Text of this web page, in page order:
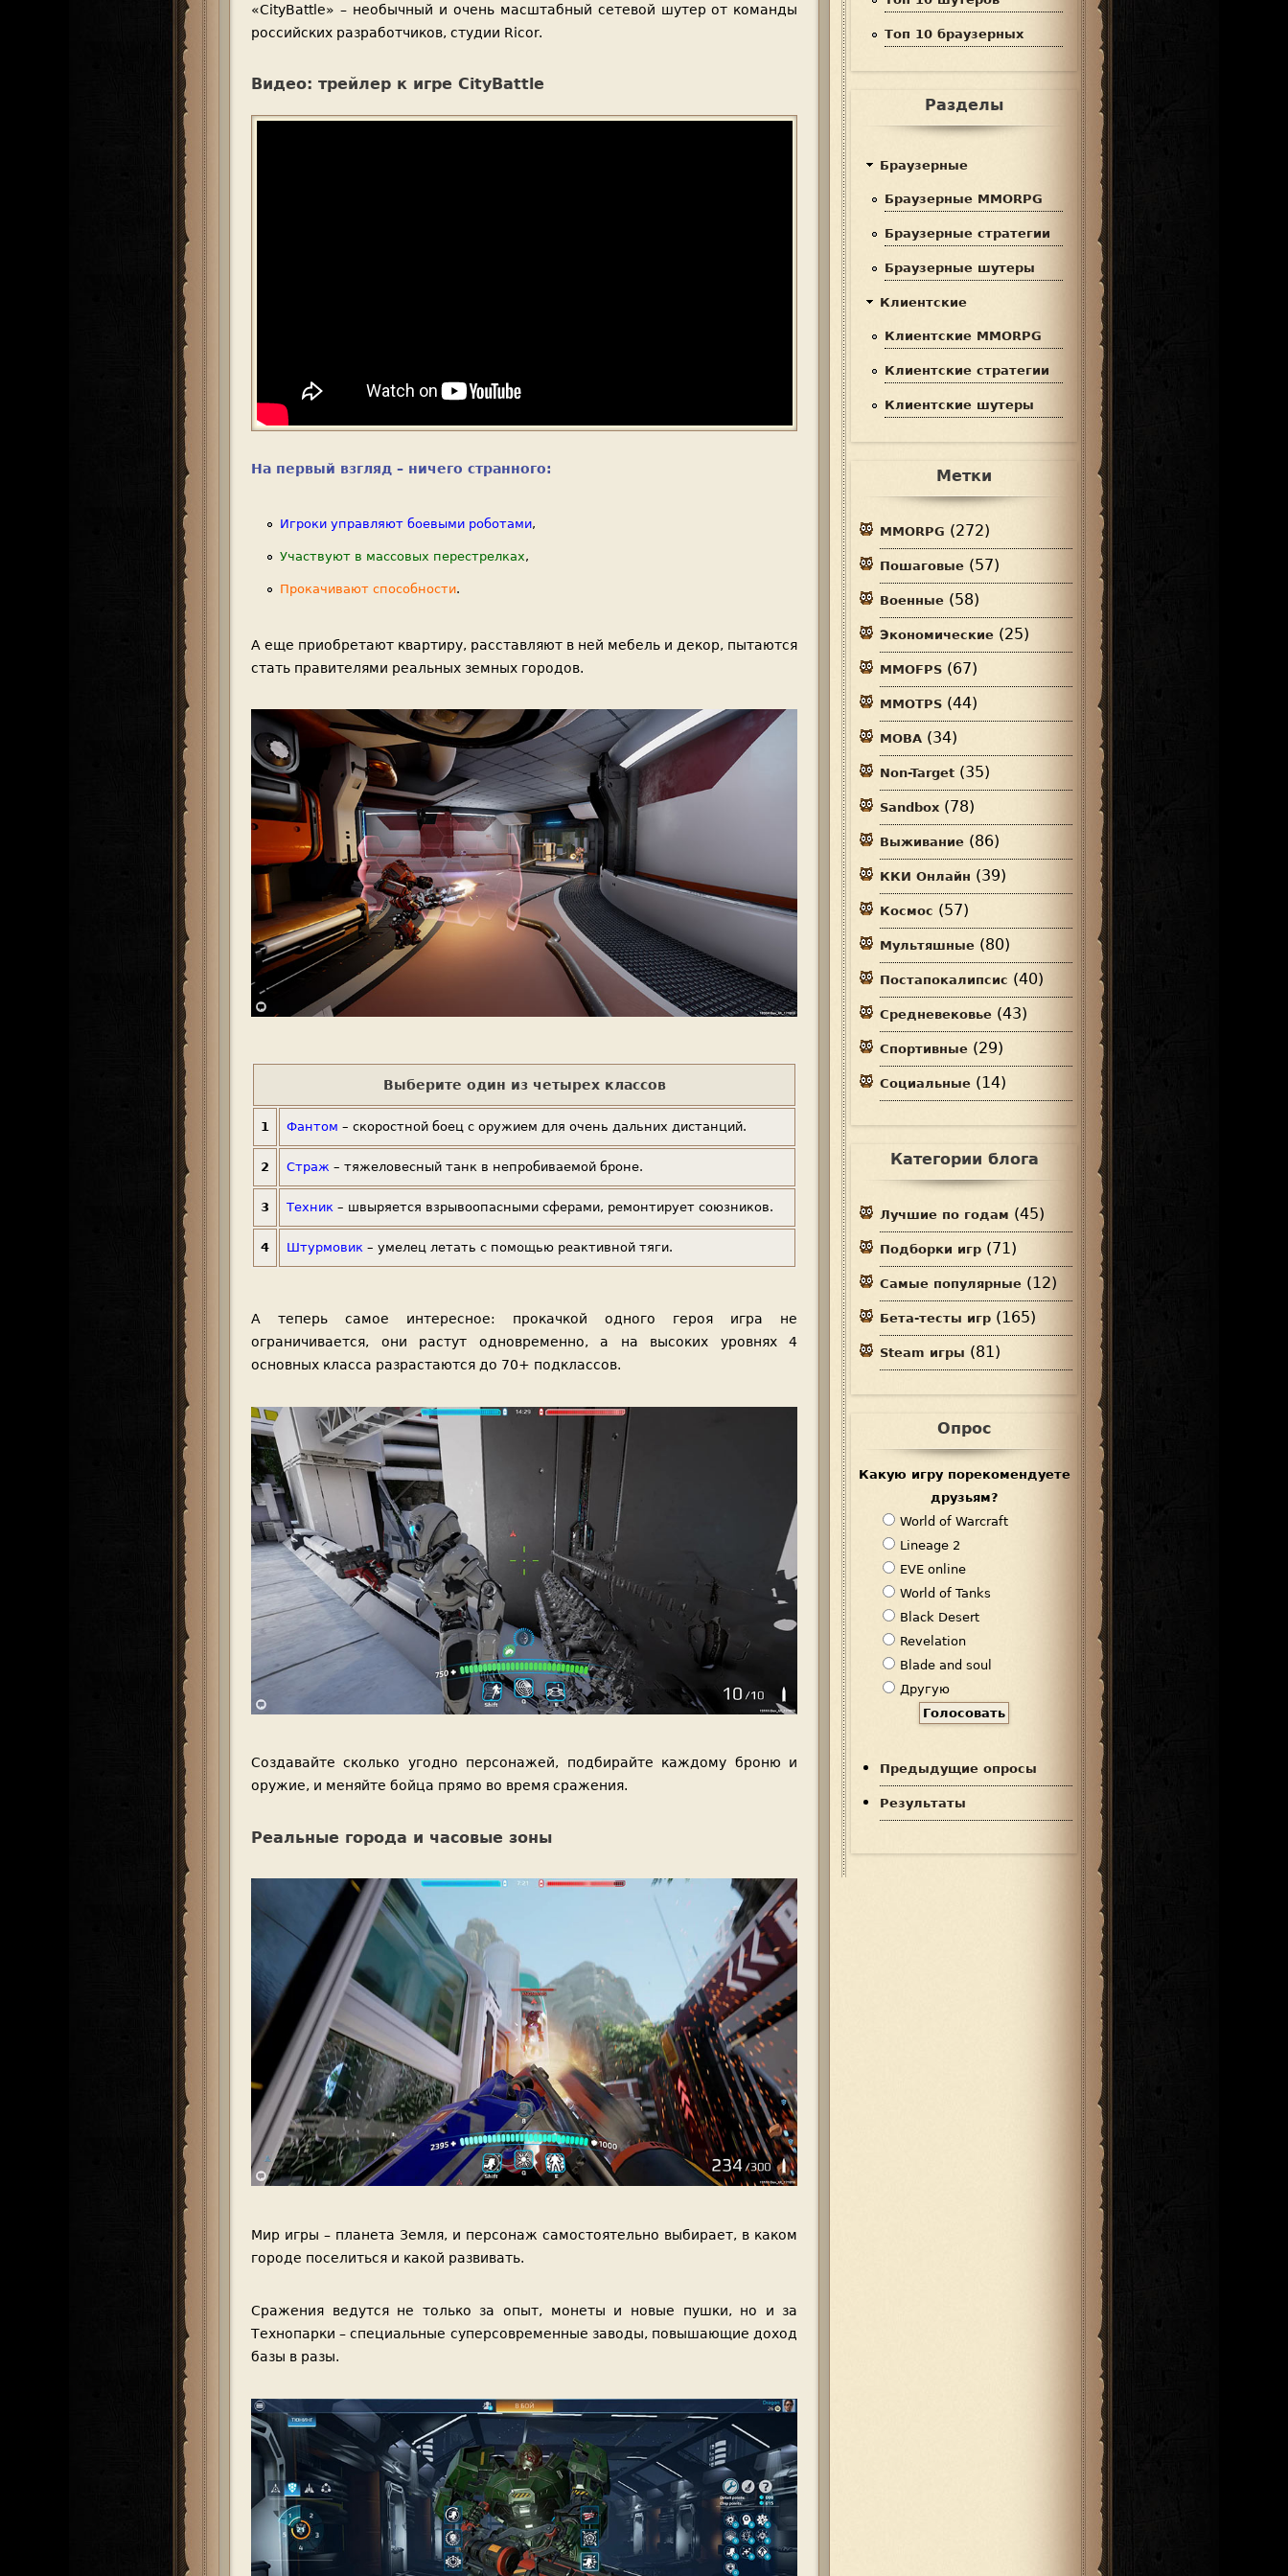
«CityBattle» – необычный и очень масштабный сетевой шутер от команды
российских разработчиков, студии Ricor.
Видео: трейлер к игре CityBattle
На первый взгляд – ничего странного:
Игроки управляют боевыми роботами,
Участвуют в массовых перестрелках,
Прокачивают способности.
А еще приобретают квартиру, расставляют в ней мебель и декор, пытаются
стать правителями реальных земных городов.
Выберите один из четырех классов
1 Фантом – скоростной боец с оружием для очень дальних дистанций.
2 Страж – тяжеловесный танк в непробиваемой броне.
3 Техник – швыряется взрывоопасными сферами, ремонтирует союзников.
4 Штурмовик – умелец летать с помощью реактивной тяги.
А теперь самое интересное: прокачкой одного героя игра не
ограничивается, они растут одновременно, а на высоких уровнях 4
основных класса разрастаются до 70+ подклассов.
Создавайте сколько угодно персонажей, подбирайте каждому броню и
оружие, и меняйте бойца прямо во время сражения.
Реальные города и часовые зоны
Мир игры – планета Земля, и персонаж самостоятельно выбирает, в каком
городе поселиться и какой развивать.
Сражения ведутся не только за опыт, монеты и новые пушки, но и за
Технопарки – специальные суперсовременные заводы, повышающие доход
базы в разы.
Топ 10 браузерных
Разделы
Браузерные
Браузерные MMORPG
Браузерные стратегии
Браузерные шутеры
Клиентские
Клиентские MMORPG
Клиентские стратегии
Клиентские шутеры
Метки
MMORPG (272)
Пошаговые (57)
Военные (58)
Экономические (25)
MMOFPS (67)
MMOTPS (44)
MOBA (34)
Non-Target (35)
Sandbox (78)
Выживание (86)
ККИ Онлайн (39)
Космос (57)
Мультяшные (80)
Постапокалипсис (40)
Средневековье (43)
Спортивные (29)
Социальные (14)
Категории блога
Лучшие по годам (45)
Подборки игр (71)
Самые популярные (12)
Бета-тесты игр (165)
Steam игры (81)
Опрос
Какую игру порекомендуете
друзьям?
В
а
р
и
а
н
т
ы
World of Warcraft
Lineage 2
EVE online
World of Tanks
Black Desert
Revelation
Blade and soul
Другую
Предыдущие опросы
Результаты